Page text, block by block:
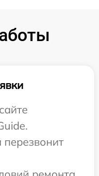
перезвонит